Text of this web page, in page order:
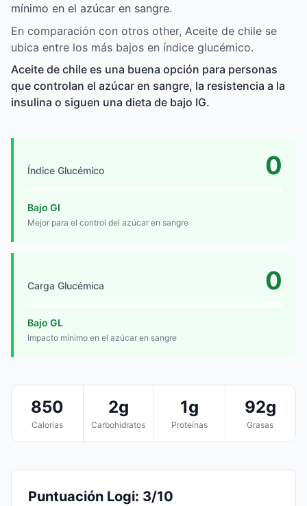
mínimo en el azúcar en sangre.
En comparación con otros other, Aceite de chile se
ubica entre los más bajos en índice glucémico.
Aceite de chile es una buena opción para personas
que controlan el azúcar en sangre, la resistencia a la
insulina o siguen una dieta de bajo IG.
Índice Glucémico 0
Bajo GI
Mejor para el control del azúcar en sangre
Carga Glucémica 0
Bajo GL
Impacto mínimo en el azúcar en sangre
850
Calorías
2g
Carbohidratos
1g
Proteínas
92g
Grasas
Puntuación Logi: 3/10